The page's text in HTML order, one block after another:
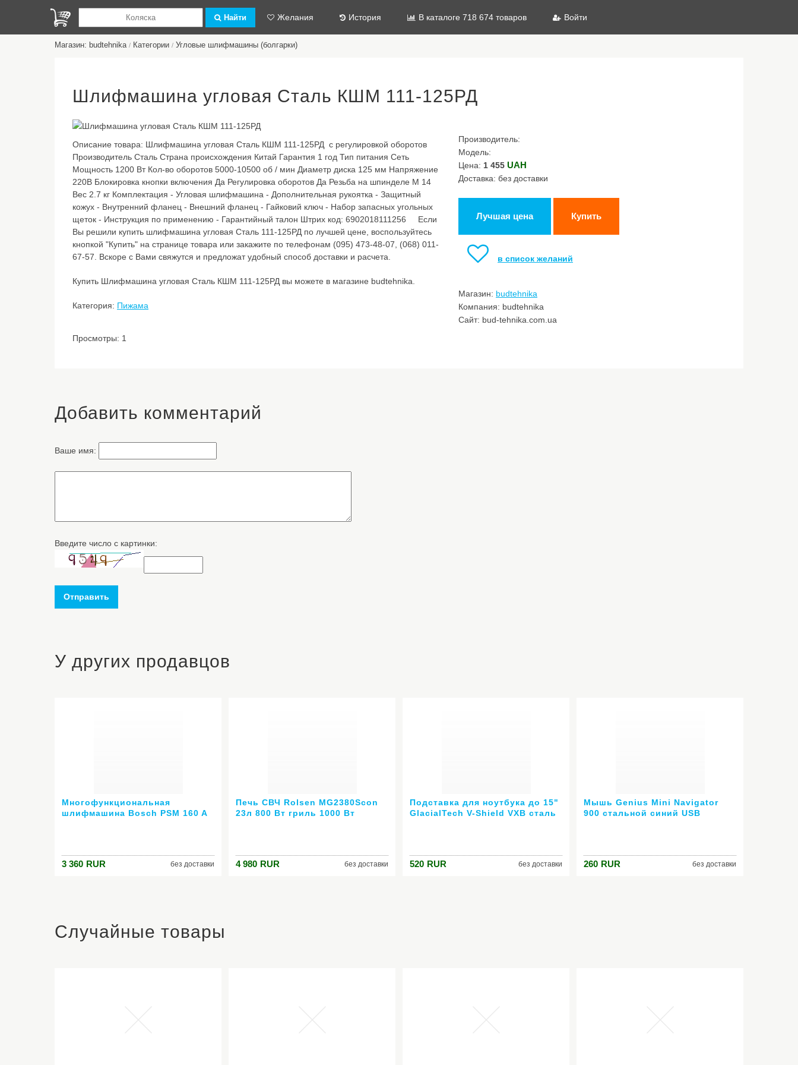
Найти Желания История В каталоге 718 674 товаров Войти
Магазин: budtehnika / Категории / Угловые шлифмашины (болгарки)
Шлифмашина угловая Сталь КШМ 111-125РД
Описание товара: Шлифмашина угловая Сталь КШМ 111-125РД с регулировкой оборотов
Производитель Сталь Страна происхождения Китай Гарантия 1 год Тип питания Сеть
Мощность 1200 Вт Кол-во оборотов 5000-10500 об / мин Диаметр диска 125 мм Напряжение
220В Блокировка кнопки включения Да Регулировка оборотов Да Резьба на шпинделе М 14
Вес 2.7 кг Комплектация - Угловая шлифмашина - Дополнительная рукоятка - Защитный
кожух - Внутренний фланец - Внешний фланец - Гайковий ключ - Набор запасных угольных
щеток - Инструкция по применению - Гарантийный талон Штрих код: 6902018111256 Если
Вы решили купить шлифмашина угловая Сталь 111-125РД по лучшей цене, воспользуйтесь
кнопкой "Купить" на странице товара или закажите по телефонам (095) 473-48-07, (068) 011-
67-57. Вскоре с Вами свяжутся и предложат удобный способ доставки и расчета.
Купить Шлифмашина угловая Сталь КШМ 111-125РД вы можете в магазине budtehnika.
Категория: Пижама
Производитель:
Модель:
Цена: 1 455 UAH
Доставка: без доставки
Лучшая цена Купить
в список желаний
Магазин: budtehnika
Компания: budtehnika
Сайт: bud-tehnika.com.ua
Просмотры: 1
Добавить комментарий
Ваше имя:
Введите число с картинки:
Отправить
У других продавцов
Многофункциональная
шлифмашина Bosch PSM 160 A
3 360 RUR без доставки
Печь СВЧ Rolsen MG2380Scon
23л 800 Вт гриль 1000 Вт
4 980 RUR без доставки
Подставка для ноутбука до 15"
GlacialTech V-Shield VXB сталь
520 RUR без доставки
Мышь Genius Mini Navigator
900 стальной синий USB
260 RUR без доставки
Случайные товары